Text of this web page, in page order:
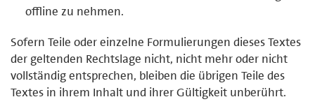
offline zu nehmen.
Sofern Teile oder einzelne Formulierungen dieses Textes
der geltenden Rechtslage nicht, nicht mehr oder nicht
vollständig entsprechen, bleiben die übrigen Teile des
Textes in ihrem Inhalt und ihrer Gültigkeit unberührt.